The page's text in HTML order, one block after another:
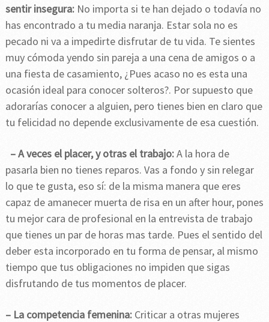
sentir insegura:No importa si te han dejado o todavía no
has encontrado a tu media naranja. Estar sola no es
pecado ni va a impedirte disfrutar de tu vida. Te sientes
muy cómoda yendo sin pareja a una cena de amigos o a
una fiesta de casamiento, ¿Pues acaso no es esta una
ocasión ideal para conocer solteros?. Por supuesto que
adorarías conocer a alguien, pero tienes bien en claro que
tu felicidad no depende exclusivamente de esa cuestión.
– A veces el placer, y otras el trabajo:A la hora de
pasarla bien no tienes reparos. Vas a fondo y sin relegar
lo que te gusta, eso sí: de la misma manera que eres
capaz de amanecer muerta de risa en un after hour, pones
tu mejor cara de profesional en la entrevista de trabajo
que tienes un par de horas mas tarde. Pues el sentido del
deber esta incorporado en tu forma de pensar, al mismo
tiempo que tus obligaciones no impiden que sigas
disfrutando de tus momentos de placer.
– La competencia femenina:Criticar a otras mujeres